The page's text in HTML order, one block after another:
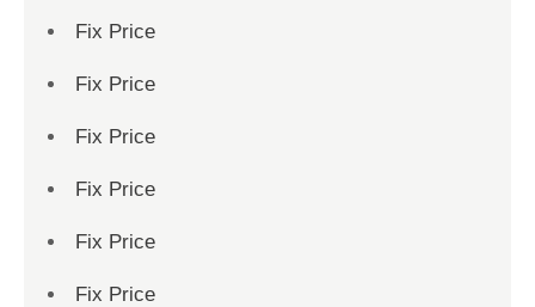
Fix Price
Fix Price
Fix Price
Fix Price
Fix Price
Fix Price